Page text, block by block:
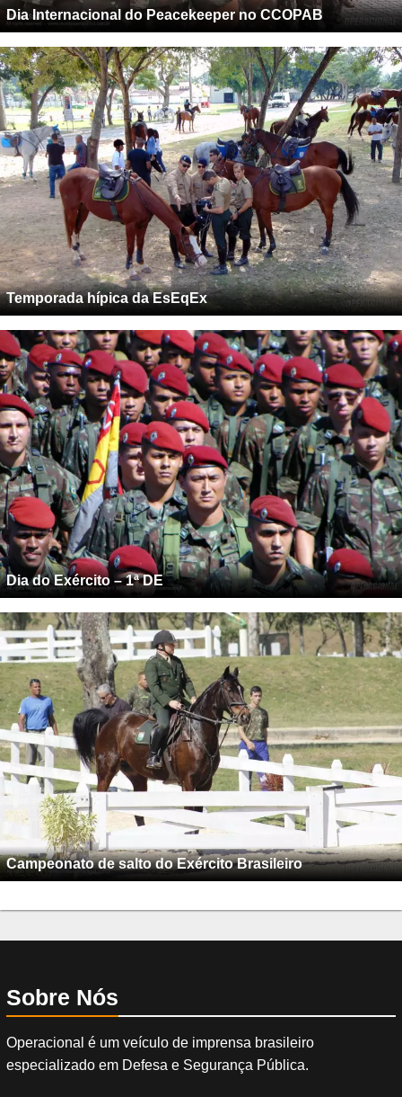
Dia Internacional do Peacekeeper no CCOPAB
Temporada hípica da EsEqEx
Dia do Exército – 1ª DE
Campeonato de salto do Exército Brasileiro
Sobre Nós
Operacional é um veículo de imprensa brasileiro
especializado em Defesa e Segurança Pública.